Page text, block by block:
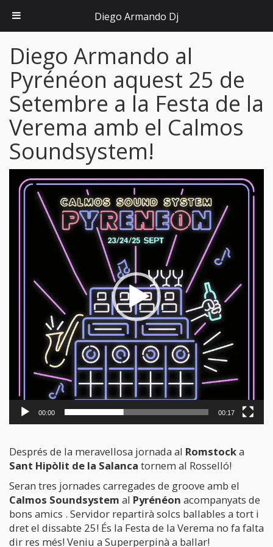
Diego Armando al
Pyrénéon aquest 25 de
Setembre a la Festa de la
Verema amb el Calmos
Soundsystem!
Reproductor
de
00:00 00:17
Després de la meravellosa jornada al Romstocka
Sant Hipòlit de la Salanca tornem al Rosselló!
Seran tres jornades carregades de groove amb el
Calmos Soundsystem al Pyrénéon acompanyats de
bons amics . Servidor repartirà solcs ballables a tort i
dret el dissabte 25! És la Festa de la Verema no fa falta
dir res més! Veniu a Superperpinà a ballar!
Diego Armando Dj